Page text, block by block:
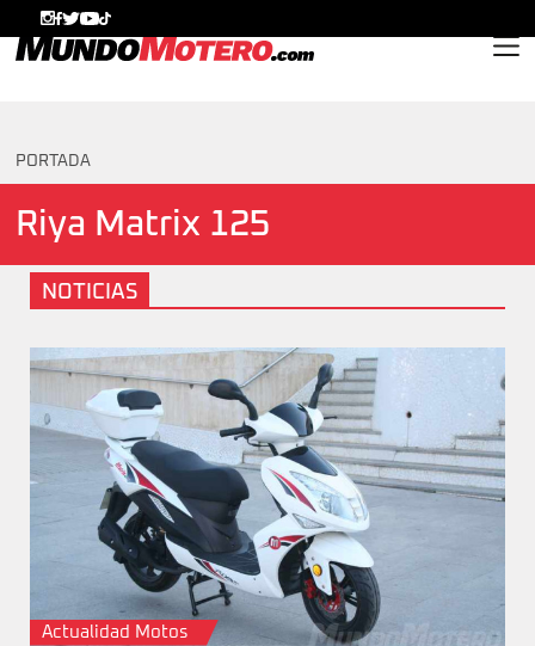
PORTADA
Riya Matrix 125
NOTICIAS
Actualidad Motos